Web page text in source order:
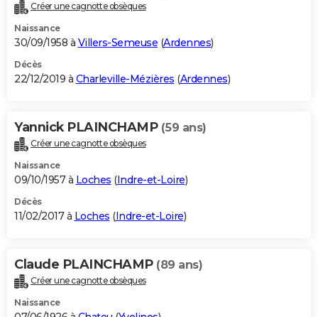
Créer une cagnotte obsèques
Naissance
30/09/1958 à Villers-Semeuse (Ardennes)
Décès
22/12/2019 à Charleville-Mézières (Ardennes)
Yannick PLAINCHAMP (59 ans)
Créer une cagnotte obsèques
Naissance
09/10/1957 à Loches (Indre-et-Loire)
Décès
11/02/2017 à Loches (Indre-et-Loire)
Claude PLAINCHAMP (89 ans)
Créer une cagnotte obsèques
Naissance